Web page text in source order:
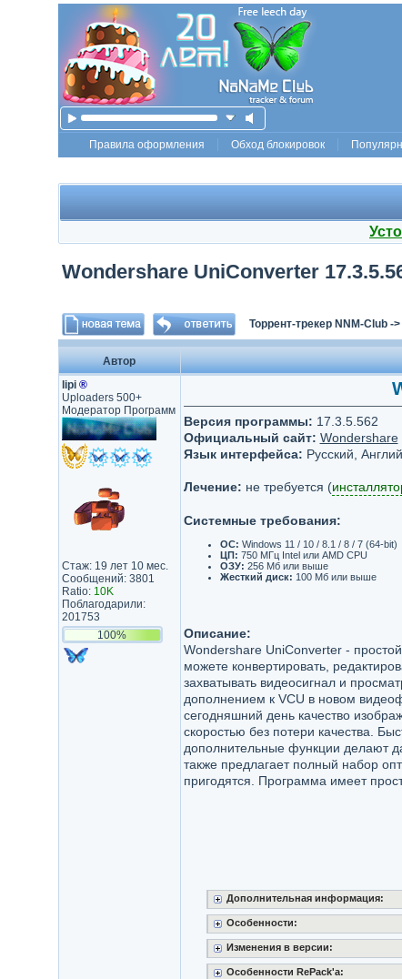
Правила оформления Обход блокировок
Wondershare UniConverter
Торрент-трекер NNM-Club->
Автор
lipi ®
Uploaders 500+
Модератор Программ
Стаж: 19 лет 10 мес.
Сообщений: 3801
Ratio: 10K
Поблагодарили:
201753
100%
Версия программы: 17.3.5.562
Официальный сайт: Wondershare
Язык интерфейса: Русский,
Лечение: не требуется (
Системные требования:
ОС: Windows 11 / 10 / 8.1 / 8 / 7 (64-bit)
ЦП: 750 МГц Intel или AMD CPU
ОЗУ: 256 Мб или выше
Жесткий диск: 100 Мб или выше
Описание:
Wondershare UniConverter -
можете конвертировать,
захватывать видеосигнал и
дополнением к VCU в новом
сегодняшний день качество
скоростью без потери качества.
дополнительные функции делают
также предлагает полный набор
пригодятся. Программа имеет
Дополнительная информация:
Особенности:
Изменения в версии:
Особенности RePack'a: